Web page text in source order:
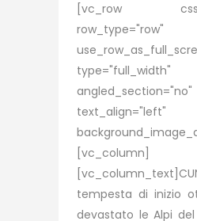
[vc_row
row_type="row"
type="full_width"
angled_section="no"
text_align="left"
[vc_column]
tempesta di inizio
devastato le Alpi